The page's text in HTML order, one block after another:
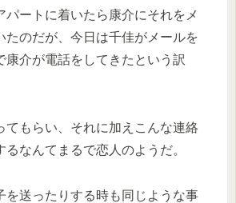
パートに着いたら康介にそれをメ
たのだが、今日は千佳がメールを
康介が電話をしてきたという訳
てもらい、それに加えこんな連絡
なんてまるで恋人のようだ。
を送ったりする時も同じような事